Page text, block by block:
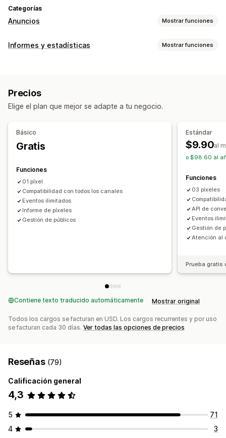
Categorías
Anuncios Mostrar funciones
Segmentación
Gestión de campañas
Redes sociales
Sitio web Gestión de píxeles
Seguimiento del rendimiento
Métricas de interacción
Seguimiento de conversión
Informes y estadísticas Mostrar funciones
Seguimiento de eventos
IP de visitante
Seguimiento de UTM
Imágenes e informes
Panel de control de informes y estadísticas
Cumplimiento con RGPD
Precios
Elige el plan que mejor se adapte a tu negocio.
Básico
Gratis
Funciones
01 píxel
Compatibilidad con todos los canales
Eventos ilimitados
Informe de píxeles
Gestión de públicos
Estándar
$9.90al
o $98.60 al
Funciones
03 píxeles
API de
Eventos
Gestión de
Atención al
Prueba gratis
Contiene texto traducido automáticamente Mostrar original
Todos los cargos se facturan en USD. Los cargos recurrentes y por uso
se facturan cada 30 días. Ver todas las opciones de precios
Reseñas (79)
Calificación general
4,3
5
71
4
3